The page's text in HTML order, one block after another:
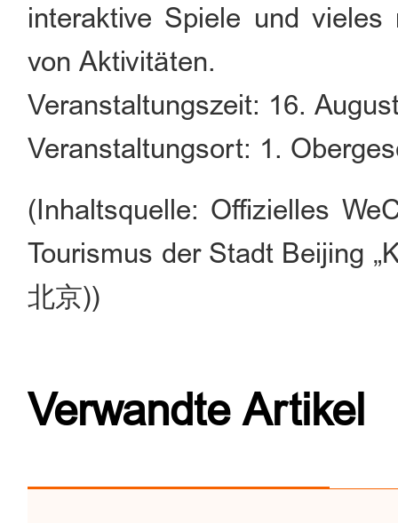
interaktive Spiele und
von Aktivitäten.
Veranstaltungszeit: 16.
Veranstaltungsort: 1.
(Inhaltsquelle: Offizielles
Tourismus der Stadt Beijing
北京))
Verwandte Artikel